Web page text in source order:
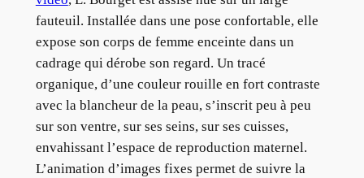
fauteuil. Installée dans une pose confortable, elle
expose son corps de femme enceinte dans un
cadrage qui dérobe son regard. Un tracé
organique, d’une couleur rouille en fort contraste
avec la blancheur de la peau, s’inscrit peu à peu
sur son ventre, sur ses seins, sur ses cuisses,
envahissant l’espace de reproduction maternel.
L’animation d’images fixes permet de suivre la